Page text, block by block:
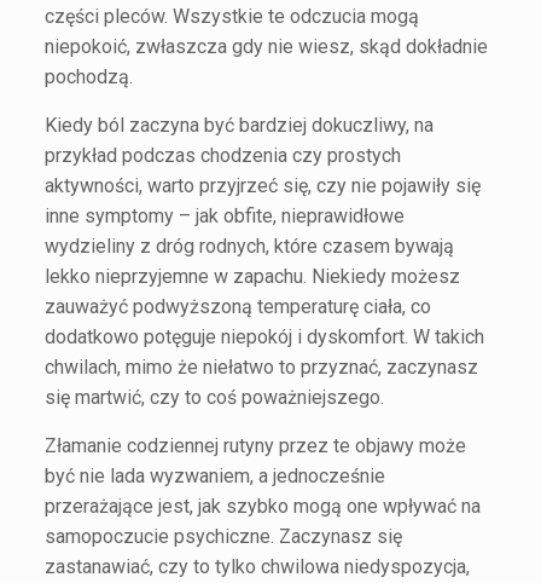
części pleców. Wszystkie te odczucia mogą
niepokoić, zwłaszcza gdy nie wiesz, skąd dokładnie
pochodzą.
Kiedy ból zaczyna być bardziej dokuczliwy, na
przykład podczas chodzenia czy prostych
aktywności, warto przyjrzeć się, czy nie pojawiły się
inne symptomy – jak obfite, nieprawidłowe
wydzieliny z dróg rodnych, które czasem bywają
lekko nieprzyjemne w zapachu. Niekiedy możesz
zauważyć podwyższoną temperaturę ciała, co
dodatkowo potęguje niepokój i dyskomfort. W takich
chwilach, mimo że niełatwo to przyznać, zaczynasz
się martwić, czy to coś poważniejszego.
Złamanie codziennej rutyny przez te objawy może
być nie lada wyzwaniem, a jednocześnie
przerażające jest, jak szybko mogą one wpływać na
samopoczucie psychiczne. Zaczynasz się
zastanawiać, czy to tylko chwilowa niedyspozycja,